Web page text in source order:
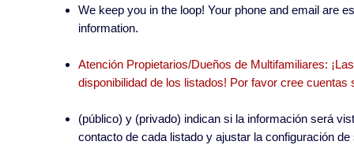
We keep you in the loop! Your phone and email are
information.
Atención Propietarios/Dueños de Multifamiliares:
disponibilidad de los listados! Por favor cree
(público) y (privado) indican si la información será
contacto de cada listado y ajustar la configuración